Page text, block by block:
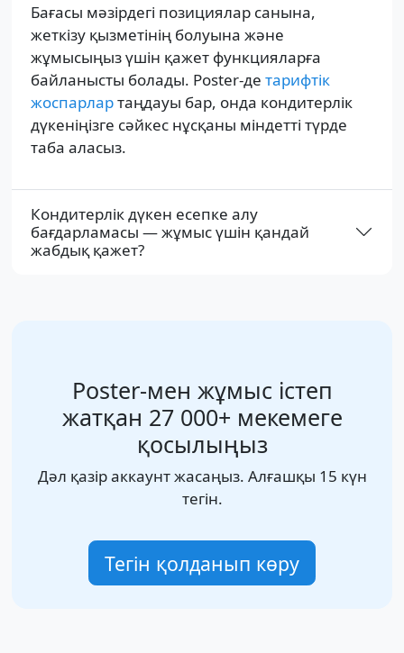
Бағасы мәзірдегі позициялар санына,
жеткізу қызметінің болуына және
жұмысыңыз үшін қажет функцияларға
байланысты болады. Poster-де тарифтік
жоспарлартаңдауы бар, онда кондитерлік
дүкеніңізге сәйкес нұсқаны міндетті түрде
таба аласыз.
Кондитерлік дүкен есепке алу
бағдарламасы — жұмыс үшін қандай
жабдық қажет?
Poster-мен жұмыс істеп
жатқан 27 000+ мекемеге
қосылыңыз
Дәл қазір аккаунт жасаңыз. Алғашқы 15 күн
тегін.
Тегін қолданып көру